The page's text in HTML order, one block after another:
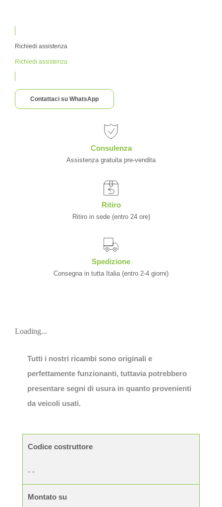
Richiedi assistenza
Richiedi assistenza
Contattaci su WhatsApp
Consulenza
Assistenza gratuita pre-vendita
Ritiro
Ritiro in sede (entro 24 ore)
Spedizione
Consegna in tutta Italia (entro 2-4 giorni)
Loading...
Tutti i nostri ricambi sono originali e
perfettamente funzionanti, tuttavia potrebbero
presentare segni di usura in quanto provenienti
da veicoli usati.
Codice costruttore
- -
Montato su